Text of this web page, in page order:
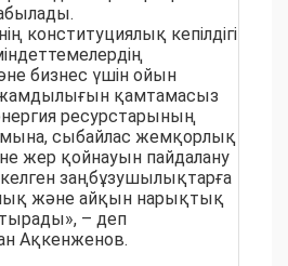
конституциялық кепілдігі
бизнес үшін ойын
қамтамасыз
ресурстарының
сыбайлас жемқорлық
жер қойнауын пайдалану
заңбұзушылықтарға
және айқын нарықтық
– деп
Ақкенженов.